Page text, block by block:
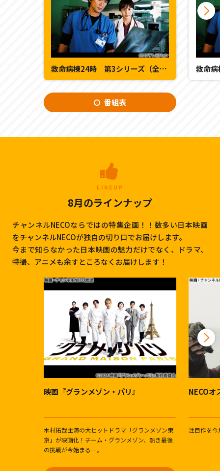
救命病棟24時 第3シリーズ（全11話） 第10話
番組表
LINEUP
8月のラインナップ
チャンネルNECOならではの特集企画！！数多い日本映画
をチャンネルNECOが独自の切り口でお届けします。
今まで知らなかった日本映画の魅力だけでなく、ドラマ、
特撮、アニメも余すところなくお届けします！
映画『グランメゾン・パリ』
木村拓哉主演の大ヒットドラマ「グランメゾン東
京」が映画化！チーム・グランメゾン、熱き最後
の挑戦が今始まる―。
NECOオ
注目作を今